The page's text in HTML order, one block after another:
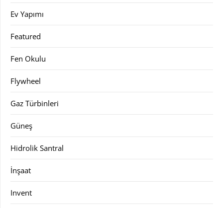
Ev Yapımı
Featured
Fen Okulu
Flywheel
Gaz Türbinleri
Güneş
Hidrolik Santral
İnşaat
Invent